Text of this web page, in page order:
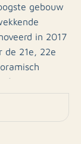
gebouw
in 2017
de 21e, 22e
– op